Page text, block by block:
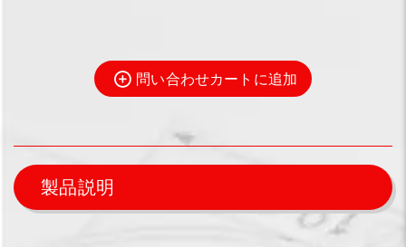
問い合わせカートに追加
製品説明